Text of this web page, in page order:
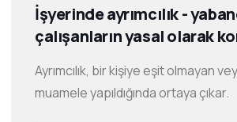
İşyerinde ayrımcılık -
çalışanların yasal olarak
Ayrımcılık, bir kişiye eşit olmayan
muamele yapıldığında ortaya çıkar.